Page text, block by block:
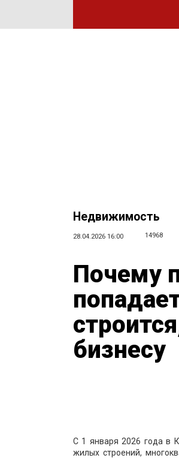
Недвижимость
28.04.2026 16:00 14968
Почему
бизнесу
С 1 января 2026 года в
жилых строений,